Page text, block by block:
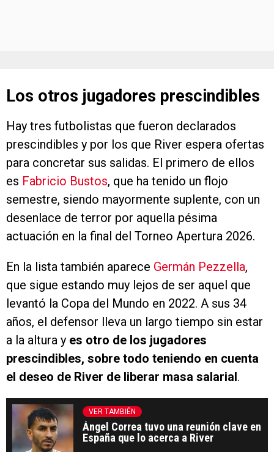
Los otros jugadores prescindibles
Hay tres futbolistas que fueron declarados
prescindibles y por los que River espera ofertas
para concretar sus salidas. El primero de ellos
es Fabricio Bustos, que ha tenido un flojo
semestre, siendo mayormente suplente, con un
desenlace de terror por aquella pésima
actuación en la final del Torneo Apertura 2026.
En la lista también aparece Germán Pezzella,
que sigue estando muy lejos de ser aquel que
levantó la Copa del Mundo en 2022. A sus 34
años, el defensor lleva un largo tiempo sin estar
a la altura y es otro de los jugadores
prescindibles, sobre todo teniendo en cuenta
el deseo de River de liberar masa salarial.
VER TAMBIÉN
Ángel Correa tuvo una reunión clave en
España que lo acerca a River